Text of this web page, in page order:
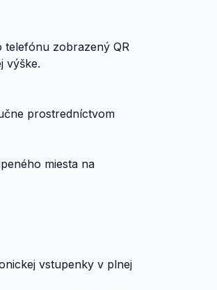
telefónu zobrazený QR
výške.
prostredníctvom
miesta na
vstupenky v plnej